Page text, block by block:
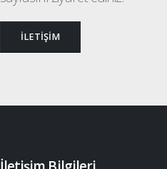
İLETİŞİM